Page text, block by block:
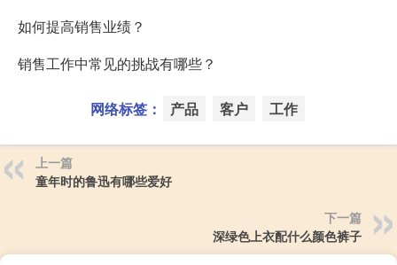
如何提高销售业绩？
销售工作中常见的挑战有哪些？
网络标签： 产品 客户 工作
上一篇
童年时的鲁迅有哪些爱好
下一篇
深绿色上衣配什么颜色裤子